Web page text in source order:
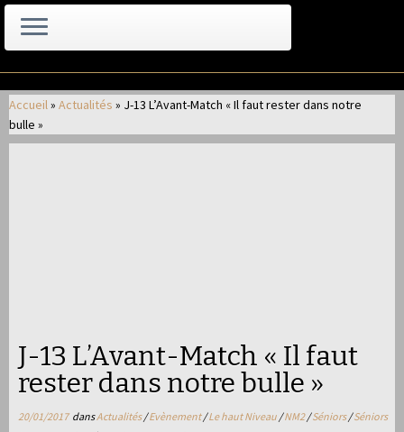
au
contenu
Accueil» Actualités » J-13 L’Avant-Match « Il faut rester dans notre
bulle »
J-13 L’Avant-Match « Il faut
rester dans notre bulle »
20/01/2017dansActualités/Evènement/Le haut Niveau /NM2/Séniors/Séniors